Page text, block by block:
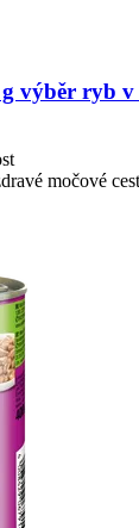
výběr ryb v
močové